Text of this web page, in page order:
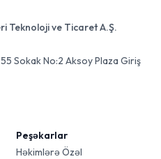
Teknoloji ve Ticaret A.Ş.
Sokak No:2 Aksoy Plaza Giriş
Peşəkarlar
Həkimlərə Özəl